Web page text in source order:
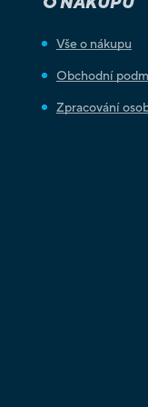
Vše o nákupu
Obchodní
Zpracování